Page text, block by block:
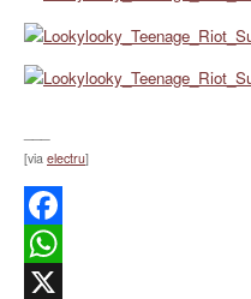
[via electru]
Facebook
WhatsApp